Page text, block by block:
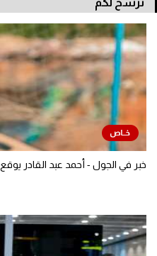
خبر في الجول - أحمد عبد القادر يوقع 4 مواسم لـ بيراميدز